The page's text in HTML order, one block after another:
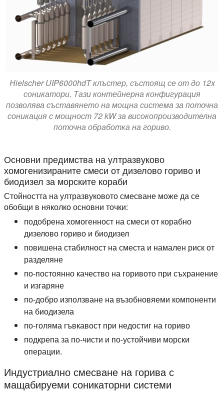
Hielscher UIP6000hdT клъстер, състоящ се от до 12x
соникатори. Тази контейнерна конфигурация
позволява съставянето на мощна система за поточна
соникация с мощност 72 kW за високопроизводителна
поточна обработка на гориво.
Основни предимства на ултразвуково
хомогенизираните смеси от дизелово гориво и
биодизел за морските кораби
Стойността на ултразвуковото смесване може да се
обобщи в няколко основни точки:
подобрена хомогенност на смеси от корабно
дизелово гориво и биодизел
повишена стабилност на сместа и намален риск от
разделяне
по-постоянно качество на горивото при съхранение
и изгаряне
по-добро използване на възобновяеми компоненти
на биодизела
по-голяма гъвкавост при недостиг на гориво
подкрепа за по-чисти и по-устойчиви морски
операции.
Индустриално смесване на горива с
мащабируеми соникаторни системи